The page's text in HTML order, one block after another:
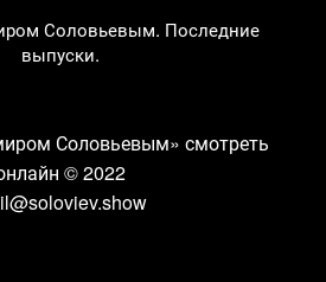
Соловьевым. Последние
выпуски.
Соловьевым» смотреть
© 2022